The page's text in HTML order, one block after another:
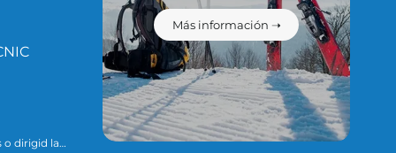
o dirigid la
Más información ➝